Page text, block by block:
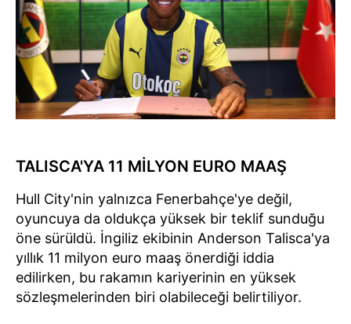
TALISCA'YA 11 MİLYON EURO MAAŞ
Hull City'nin yalnızca Fenerbahçe'ye değil,
oyuncuya da oldukça yüksek bir teklif sunduğu
öne sürüldü. İngiliz ekibinin Anderson Talisca'ya
yıllık 11 milyon euro maaş önerdiği iddia
edilirken, bu rakamın kariyerinin en yüksek
sözleşmelerinden biri olabileceği belirtiliyor.